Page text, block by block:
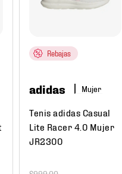
Rebajas
adidas Mujer
Tenis adidas Casual
Lite Racer 4.0 Mujer
JR2300